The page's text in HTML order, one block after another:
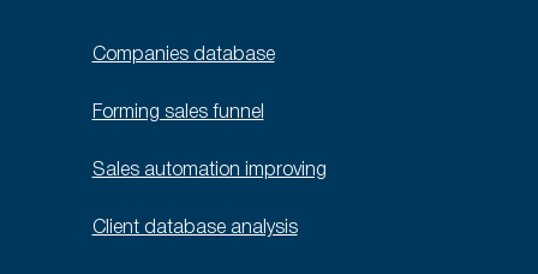
Companies database
Forming sales funnel
Sales automation improving
Client database analysis